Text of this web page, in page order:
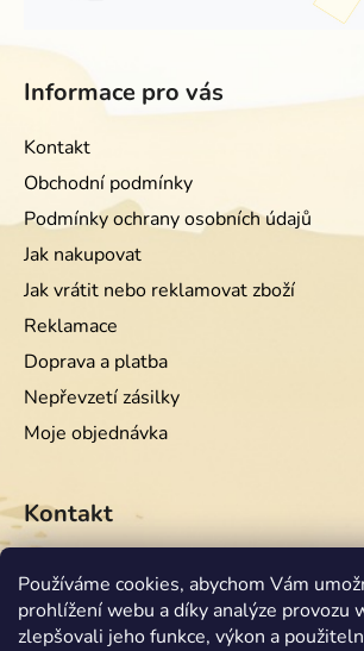
Používáme cookies, abychom Vám
prohlížení webu a díky analýze provozu
zlepšovali jeho funkce, výkon a
Informace pro vás
Kontakt
Obchodní podmínky
Podmínky ochrany osobních údajů
Jak nakupovat
Jak vrátit nebo reklamovat zboží
Reklamace
Doprava a platba
Nepřevzetí zásilky
Moje objednávka
Kontakt
info @equiwest.cz
+420724001554